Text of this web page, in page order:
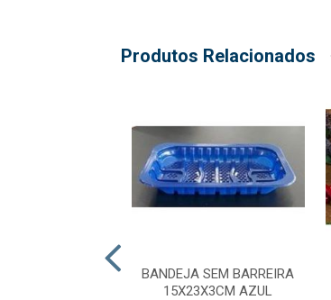
Produtos Relacionados
BANDEJA SEM BARREIRA
15X23X3CM AZUL